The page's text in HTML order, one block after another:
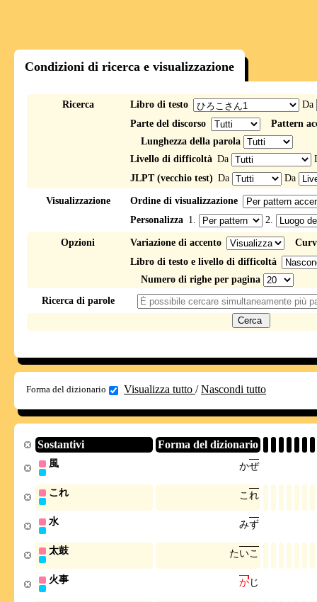
Condizioni di ricerca e visualizzazione
Ricerca Libro di testo
Da
Parte del discorso
Pattern
Lunghezza della parola
Livello di difficoltà Da
JLPT (vecchio test) Da Da
Visualizzazione
Ordine di visualizzazione
Personalizza 1. 2.
Opzioni Variazione di accento
Libro di testo e livello di difficoltà
Numero di righe per pagina
Ricerca di parole
Forma del dizionario Visualizza tutto /Nascondi tutto
Sostantivi Forma del dizionario
風 かぜ
これ こ れ
水 みず
太鼓 たいこ
火事 かじ